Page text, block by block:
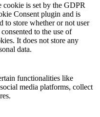
cookie is set by the GDPR
Consent plugin and is
to store whether or not user
consented to the use of
It does not store any
data.
functionalities like
media platforms, collect